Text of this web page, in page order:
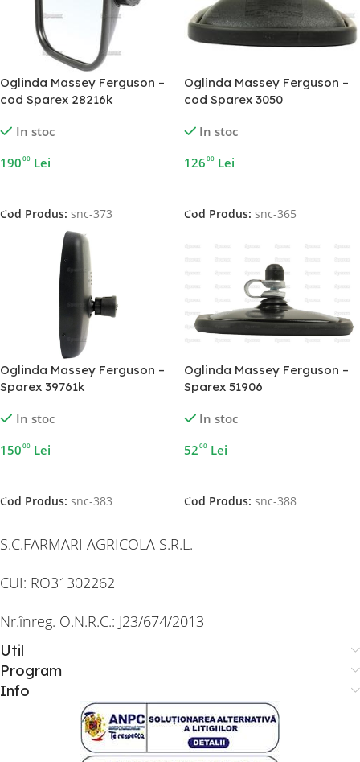
Oglinda Massey Ferguson –
cod Sparex 28216k
In stoc
19000 Lei
Cod Produs: snc-373
Oglinda Massey Ferguson –
cod Sparex 3050
In stoc
12600 Lei
Cod Produs: snc-365
Oglinda Massey Ferguson –
Sparex 39761k
In stoc
15000 Lei
Cod Produs: snc-383
Oglinda Massey Ferguson –
Sparex 51906
In stoc
5200 Lei
Cod Produs: snc-388
S.C.FARMARI AGRICOLA S.R.L.
CUI: RO31302262
Nr.înreg. O.N.R.C.: J23/674/2013
Util
Program
Info